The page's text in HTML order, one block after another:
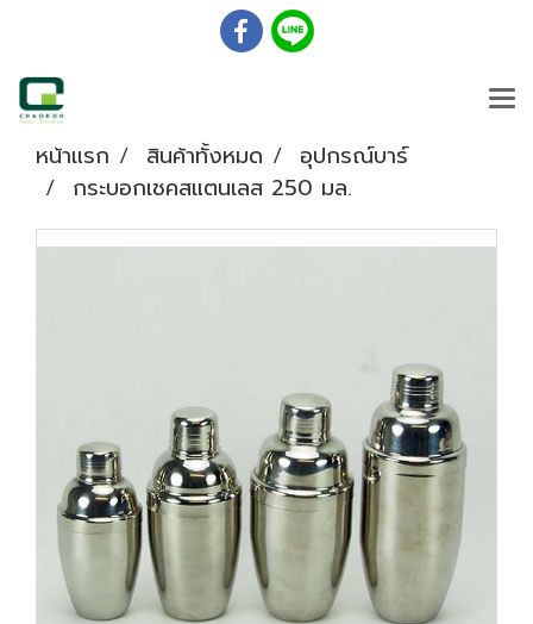
หน้าแรก สินค้าทั้งหมด
อุปกรณ์บาร์
กระบอกเชคสแตนเลส 250 มล.